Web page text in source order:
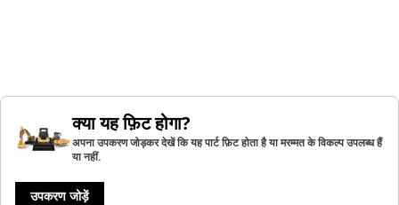
क्या यह फ़िट होगा?
अपना उपकरण जोड़कर देखें कि यह पार्ट फ़िट होता है या मरम्मत के विकल्प उपलब्ध हैं
या नहीं.
उपकरण जोड़ें